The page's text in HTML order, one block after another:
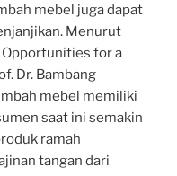
mebel juga dapat
Menurut
Opportunities for a
Dr. Bambang
mebel memiliki
saat ini semakin
ramah
tangan dari